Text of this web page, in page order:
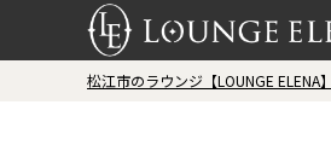
松江市のラウンジ【LOUNGE ELENA】